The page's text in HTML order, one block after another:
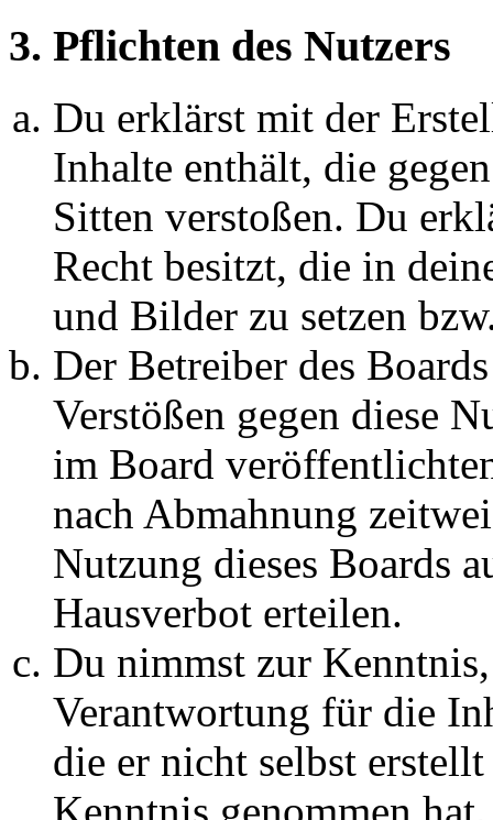
3. Pflichten des Nutzers
Du erklärst mit der
Inhalte enthält, die
Sitten verstoßen. Du
Recht besitzt, die in
und Bilder zu setzen
Der Betreiber des
Verstößen gegen diese
im Board
nach Abmahnung
Nutzung dieses Boards
Hausverbot erteilen.
Du nimmst zur
Verantwortung für die
die er nicht selbst